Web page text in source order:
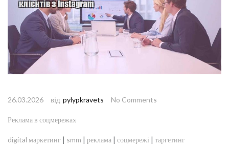
26.03.2026 від pylypkravets No Comments
Реклама в соцмережах
digital маркетинг | smm | реклама | соцмережі | таргетинг